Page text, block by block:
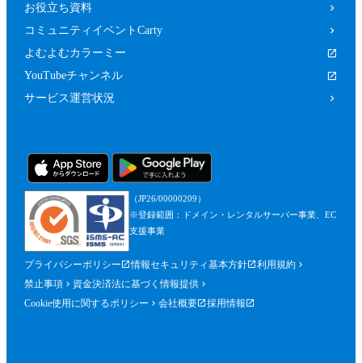
お役立ち資料
コミュニティイベントCarty
よむよむカラーミー
YouTubeチャンネル
サービス運営状況
（JP26/00000209）
※登録範囲：ドメイン・レンタルサーバー事業、EC
支援事業
プライバシーポリシー 情報セキュリティ基本方針
利用規約
禁止事項
資金決済法に基づく情報提供
Cookie使用に関するポリシー
会社概要 採用情報